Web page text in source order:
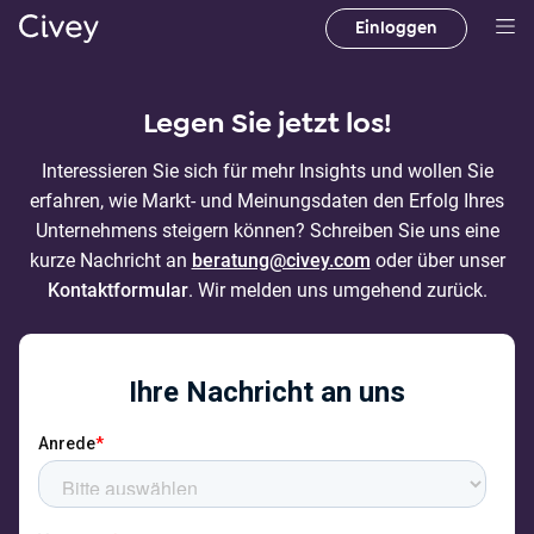
p
t
n
h
a
t
M
i
n
Einloggen
Legen Sie jetzt los!
Interessieren Sie sich für mehr Insights und wollen Sie
erfahren, wie Markt- und Meinungsdaten den Erfolg Ihres
Unternehmens steigern können? Schreiben Sie uns eine
kurze Nachricht an beratung@civey.com oder über unser
Kontaktformular. Wir melden uns umgehend zurück.